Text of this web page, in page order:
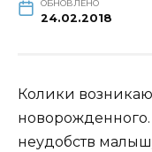
ОБНОВЛЕНО
24.02.2018
Колики
неудобств